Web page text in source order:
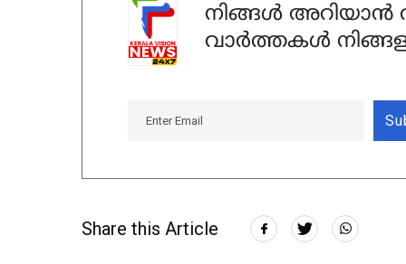
നിങ്ങൾ അറിയാൻ
വാർത്തകൾ
Share this Article